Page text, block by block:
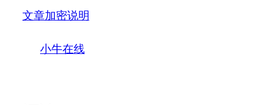
文章加密说明
小牛在线